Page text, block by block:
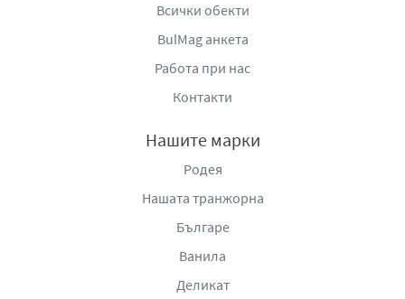
Нанесете малко количество паста върху мека четка за
зъби и почистете зъбите на детето с нежни кръгови
движения. За деца под 6 години използвайте
: „Орбико България“ ЕООД, гр. Варна
9009, квартал „Владислав Варненчик“, тел: 00800 118
Всички обекти
BulMag анкета
Работа при нас
Контакти
Нашите марки
Родея
Нашата транжорна
Българе
Ванила
Деликат